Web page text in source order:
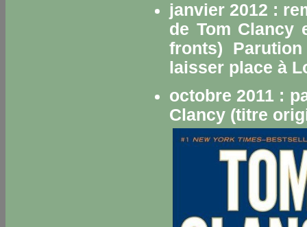
janvier 2012 :
de Tom Clancy
fronts)
laisser place à
octobre 2011 :
Clancy (titre